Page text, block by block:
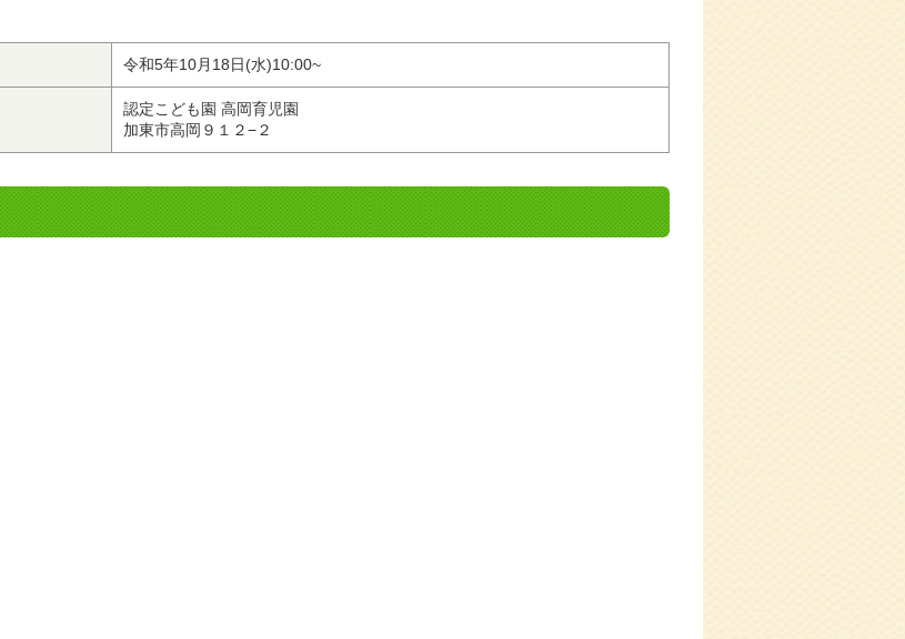
令和5年10月18日(水)10:00~
認定こども園 高岡育児園
加東市高岡９１２−２